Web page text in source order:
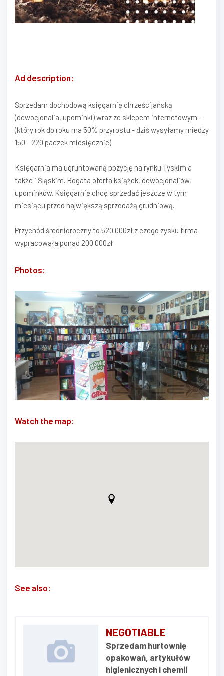
Ad description:
Sprzedam dochodową księgarnię chrześcijańską
(dewocjonalia, upominki) wraz ze sklepem internetowym -
(który rok do roku ma 50% przyrostu - dziś wysyłamy miedzy
150 - 220 paczek miesięcznie)
Księgarnia ma ugruntowaną pozycję na rynku Tyskim a
także i Śląskim. Bogata oferta książek, dewocjonaliów,
upominków. Księgarnię chcę sprzedać jeszcze w tym
miesiącu przed największą sprzedażą grudniową.
Przychód średnioroczny to 520 000zł z czego zysku firma
wypracowała ponad 200 000zł
Photos:
Watch the map:
See also:
NEGOTIABLE
Sprzedam hurtownię
opakowań, artykułów
higienicznych i chemii